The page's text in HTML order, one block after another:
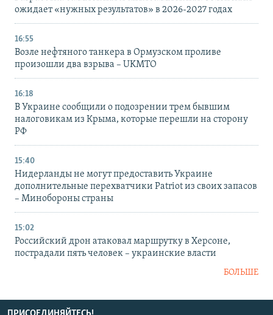
ожидает «нужных результатов» в 2026-2027 годах
16:55
Возле нефтяного танкера в Ормузском проливе
произошли два взрыва – UKMTO
16:18
В Украине сообщили о подозрении трем бывшим
налоговикам из Крыма, которые перешли на сторону
РФ
15:40
Нидерланды не могут предоставить Украине
дополнительные перехватчики Patriot из своих запасов
– Минобороны страны
15:02
Российский дрон атаковал маршрутку в Херсоне,
пострадали пять человек – украинские власти
БОЛЬШЕ